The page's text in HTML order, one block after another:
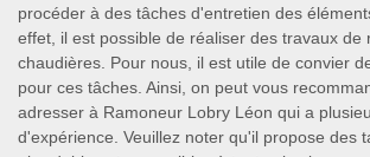
procéder à des tâches d'entretien des
effet, il est possible de réaliser des travaux de
chaudières. Pour nous, il est utile de convier
pour ces tâches. Ainsi, on peut vous
adresser à Ramoneur Lobry Léon qui a
d'expérience. Veuillez noter qu'il propose des